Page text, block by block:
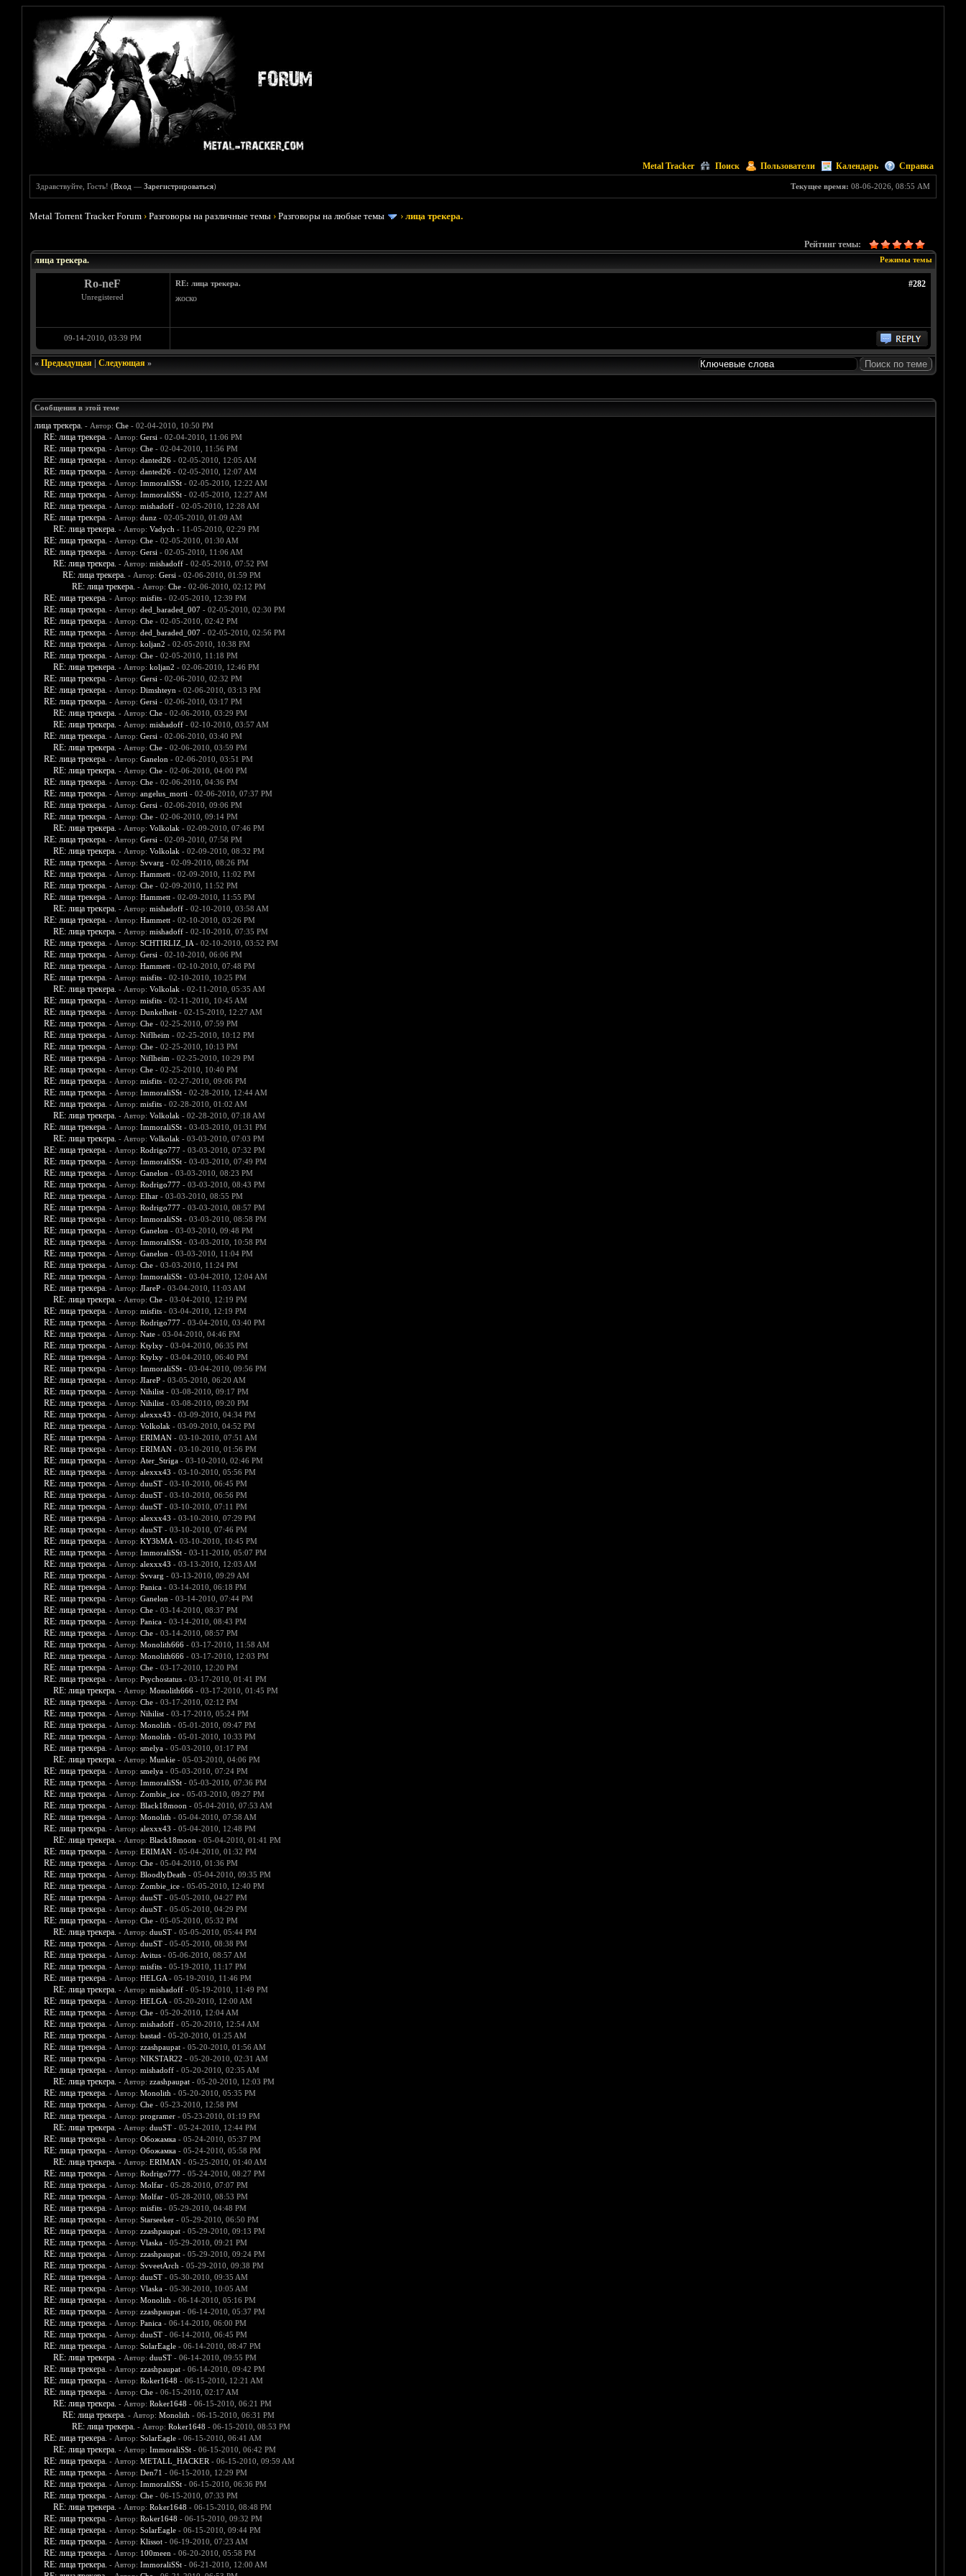
Metal Tracker Поиск Пользователи Календарь Справка
Текущее время: 08-06-2026, 08:55 AM
Здравствуйте, Гость! (Вход —Зарегистрироваться)
Metal Torrent Tracker Forum ›Разговоры на различные темы ›Разговоры на любые темы ›лица трекера.
Рейтинг темы:
Режимы темы
лица трекера.
Ro-neF
Unregistered
#282
RE: лица трекера.
жоско
09-14-2010, 03:39 PM
« Предыдущая| Следующая»
Сообщения в этой теме
лица трекера. - Автор: Che- 02-04-2010, 10:50 PM
RE: лица трекера. - Автор: Gersi - 02-04-2010, 11:06 PM
RE: лица трекера. - Автор: Che- 02-04-2010, 11:56 PM
RE: лица трекера. - Автор: danted26- 02-05-2010, 12:05 AM
RE: лица трекера. - Автор: danted26- 02-05-2010, 12:07 AM
RE: лица трекера. - Автор: ImmoraliSSt- 02-05-2010, 12:22 AM
RE: лица трекера. - Автор: ImmoraliSSt- 02-05-2010, 12:27 AM
RE: лица трекера. - Автор: mishadoff- 02-05-2010, 12:28 AM
RE: лица трекера. - Автор: dunz- 02-05-2010, 01:09 AM
RE: лица трекера. - Автор: Vadych - 11-05-2010, 02:29 PM
RE: лица трекера. - Автор: Che- 02-05-2010, 01:30 AM
RE: лица трекера. - Автор: Gersi - 02-05-2010, 11:06 AM
RE: лица трекера. - Автор: mishadoff- 02-05-2010, 07:52 PM
RE: лица трекера. - Автор: Gersi - 02-06-2010, 01:59 PM
RE: лица трекера. - Автор: Che- 02-06-2010, 02:12 PM
RE: лица трекера. - Автор: misfits- 02-05-2010, 12:39 PM
RE: лица трекера. - Автор: ded_baraded_007- 02-05-2010, 02:30 PM
RE: лица трекера. - Автор: Che- 02-05-2010, 02:42 PM
RE: лица трекера. - Автор: ded_baraded_007- 02-05-2010, 02:56 PM
RE: лица трекера. - Автор: koljan2 - 02-05-2010, 10:38 PM
RE: лица трекера. - Автор: Che- 02-05-2010, 11:18 PM
RE: лица трекера. - Автор: koljan2 - 02-06-2010, 12:46 PM
RE: лица трекера. - Автор: Gersi - 02-06-2010, 02:32 PM
RE: лица трекера. - Автор: Dimshteyn - 02-06-2010, 03:13 PM
RE: лица трекера. - Автор: Gersi - 02-06-2010, 03:17 PM
RE: лица трекера. - Автор: Che- 02-06-2010, 03:29 PM
RE: лица трекера. - Автор: mishadoff- 02-10-2010, 03:57 AM
RE: лица трекера. - Автор: Gersi - 02-06-2010, 03:40 PM
RE: лица трекера. - Автор: Che- 02-06-2010, 03:59 PM
RE: лица трекера. - Автор: Ganelon - 02-06-2010, 03:51 PM
RE: лица трекера. - Автор: Che- 02-06-2010, 04:00 PM
RE: лица трекера. - Автор: Che- 02-06-2010, 04:36 PM
RE: лица трекера. - Автор: angelus_morti - 02-06-2010, 07:37 PM
RE: лица трекера. - Автор: Gersi - 02-06-2010, 09:06 PM
RE: лица трекера. - Автор: Che- 02-06-2010, 09:14 PM
RE: лица трекера. - Автор: Volkolak - 02-09-2010, 07:46 PM
RE: лица трекера. - Автор: Gersi - 02-09-2010, 07:58 PM
RE: лица трекера. - Автор: Volkolak - 02-09-2010, 08:32 PM
RE: лица трекера. - Автор: Svvarg - 02-09-2010, 08:26 PM
RE: лица трекера. - Автор: Hammett- 02-09-2010, 11:02 PM
RE: лица трекера. - Автор: Che- 02-09-2010, 11:52 PM
RE: лица трекера. - Автор: Hammett- 02-09-2010, 11:55 PM
RE: лица трекера. - Автор: mishadoff- 02-10-2010, 03:58 AM
RE: лица трекера. - Автор: Hammett- 02-10-2010, 03:26 PM
RE: лица трекера. - Автор: mishadoff- 02-10-2010, 07:35 PM
RE: лица трекера. - Автор: SCHTIRLIZ_IA- 02-10-2010, 03:52 PM
RE: лица трекера. - Автор: Gersi - 02-10-2010, 06:06 PM
RE: лица трекера. - Автор: Hammett- 02-10-2010, 07:48 PM
RE: лица трекера. - Автор: misfits- 02-10-2010, 10:25 PM
RE: лица трекера. - Автор: Volkolak - 02-11-2010, 05:35 AM
RE: лица трекера. - Автор: misfits- 02-11-2010, 10:45 AM
RE: лица трекера. - Автор: Dunkelheit- 02-15-2010, 12:27 AM
RE: лица трекера. - Автор: Che- 02-25-2010, 07:59 PM
RE: лица трекера. - Автор: Niflheim - 02-25-2010, 10:12 PM
RE: лица трекера. - Автор: Che- 02-25-2010, 10:13 PM
RE: лица трекера. - Автор: Niflheim - 02-25-2010, 10:29 PM
RE: лица трекера. - Автор: Che- 02-25-2010, 10:40 PM
RE: лица трекера. - Автор: misfits- 02-27-2010, 09:06 PM
RE: лица трекера. - Автор: ImmoraliSSt- 02-28-2010, 12:44 AM
RE: лица трекера. - Автор: misfits- 02-28-2010, 01:02 AM
RE: лица трекера. - Автор: Volkolak - 02-28-2010, 07:18 AM
RE: лица трекера. - Автор: ImmoraliSSt- 03-03-2010, 01:31 PM
RE: лица трекера. - Автор: Volkolak - 03-03-2010, 07:03 PM
RE: лица трекера. - Автор: Rodrigo777- 03-03-2010, 07:32 PM
RE: лица трекера. - Автор: ImmoraliSSt- 03-03-2010, 07:49 PM
RE: лица трекера. - Автор: Ganelon - 03-03-2010, 08:23 PM
RE: лица трекера. - Автор: Rodrigo777- 03-03-2010, 08:43 PM
RE: лица трекера. - Автор: Elhar- 03-03-2010, 08:55 PM
RE: лица трекера. - Автор: Rodrigo777- 03-03-2010, 08:57 PM
RE: лица трекера. - Автор: ImmoraliSSt- 03-03-2010, 08:58 PM
RE: лица трекера. - Автор: Ganelon - 03-03-2010, 09:48 PM
RE: лица трекера. - Автор: ImmoraliSSt- 03-03-2010, 10:58 PM
RE: лица трекера. - Автор: Ganelon - 03-03-2010, 11:04 PM
RE: лица трекера. - Автор: Che- 03-03-2010, 11:24 PM
RE: лица трекера. - Автор: ImmoraliSSt- 03-04-2010, 12:04 AM
RE: лица трекера. - Автор: JIareP- 03-04-2010, 11:03 AM
RE: лица трекера. - Автор: Che- 03-04-2010, 12:19 PM
RE: лица трекера. - Автор: misfits- 03-04-2010, 12:19 PM
RE: лица трекера. - Автор: Rodrigo777- 03-04-2010, 03:40 PM
RE: лица трекера. - Автор: Nate- 03-04-2010, 04:46 PM
RE: лица трекера. - Автор: Ktylxy- 03-04-2010, 06:35 PM
RE: лица трекера. - Автор: Ktylxy- 03-04-2010, 06:40 PM
RE: лица трекера. - Автор: ImmoraliSSt- 03-04-2010, 09:56 PM
RE: лица трекера. - Автор: JIareP- 03-05-2010, 06:20 AM
RE: лица трекера. - Автор: Nihilist- 03-08-2010, 09:17 PM
RE: лица трекера. - Автор: Nihilist- 03-08-2010, 09:20 PM
RE: лица трекера. - Автор: alexxx43 - 03-09-2010, 04:34 PM
RE: лица трекера. - Автор: Volkolak - 03-09-2010, 04:52 PM
RE: лица трекера. - Автор: ERIMAN- 03-10-2010, 07:51 AM
RE: лица трекера. - Автор: ERIMAN- 03-10-2010, 01:56 PM
RE: лица трекера. - Автор: Ater_Striga- 03-10-2010, 02:46 PM
RE: лица трекера. - Автор: alexxx43 - 03-10-2010, 05:56 PM
RE: лица трекера. - Автор: duuST- 03-10-2010, 06:45 PM
RE: лица трекера. - Автор: duuST- 03-10-2010, 06:56 PM
RE: лица трекера. - Автор: duuST- 03-10-2010, 07:11 PM
RE: лица трекера. - Автор: alexxx43 - 03-10-2010, 07:29 PM
RE: лица трекера. - Автор: duuST- 03-10-2010, 07:46 PM
RE: лица трекера. - Автор: KY3bMA- 03-10-2010, 10:45 PM
RE: лица трекера. - Автор: ImmoraliSSt- 03-11-2010, 05:07 PM
RE: лица трекера. - Автор: alexxx43 - 03-13-2010, 12:03 AM
RE: лица трекера. - Автор: Svvarg - 03-13-2010, 09:29 AM
RE: лица трекера. - Автор: Panica- 03-14-2010, 06:18 PM
RE: лица трекера. - Автор: Ganelon - 03-14-2010, 07:44 PM
RE: лица трекера. - Автор: Che- 03-14-2010, 08:37 PM
RE: лица трекера. - Автор: Panica- 03-14-2010, 08:43 PM
RE: лица трекера. - Автор: Che- 03-14-2010, 08:57 PM
RE: лица трекера. - Автор: Monolith666- 03-17-2010, 11:58 AM
RE: лица трекера. - Автор: Monolith666- 03-17-2010, 12:03 PM
RE: лица трекера. - Автор: Che- 03-17-2010, 12:20 PM
RE: лица трекера. - Автор: Psychostatus- 03-17-2010, 01:41 PM
RE: лица трекера. - Автор: Monolith666- 03-17-2010, 01:45 PM
RE: лица трекера. - Автор: Che- 03-17-2010, 02:12 PM
RE: лица трекера. - Автор: Nihilist- 03-17-2010, 05:24 PM
RE: лица трекера. - Автор: Monolith - 05-01-2010, 09:47 PM
RE: лица трекера. - Автор: Monolith - 05-01-2010, 10:33 PM
RE: лица трекера. - Автор: smelya- 05-03-2010, 01:17 PM
RE: лица трекера. - Автор: Munkie- 05-03-2010, 04:06 PM
RE: лица трекера. - Автор: smelya- 05-03-2010, 07:24 PM
RE: лица трекера. - Автор: ImmoraliSSt- 05-03-2010, 07:36 PM
RE: лица трекера. - Автор: Zombie_ice- 05-03-2010, 09:27 PM
RE: лица трекера. - Автор: Black18moon - 05-04-2010, 07:53 AM
RE: лица трекера. - Автор: Monolith - 05-04-2010, 07:58 AM
RE: лица трекера. - Автор: alexxx43 - 05-04-2010, 12:48 PM
RE: лица трекера. - Автор: Black18moon - 05-04-2010, 01:41 PM
RE: лица трекера. - Автор: ERIMAN- 05-04-2010, 01:32 PM
RE: лица трекера. - Автор: Che- 05-04-2010, 01:36 PM
RE: лица трекера. - Автор: BloodlyDeath - 05-04-2010, 09:35 PM
RE: лица трекера. - Автор: Zombie_ice- 05-05-2010, 12:40 PM
RE: лица трекера. - Автор: duuST- 05-05-2010, 04:27 PM
RE: лица трекера. - Автор: duuST- 05-05-2010, 04:29 PM
RE: лица трекера. - Автор: Che- 05-05-2010, 05:32 PM
RE: лица трекера. - Автор: duuST- 05-05-2010, 05:44 PM
RE: лица трекера. - Автор: duuST- 05-05-2010, 08:38 PM
RE: лица трекера. - Автор: Avitus- 05-06-2010, 08:57 AM
RE: лица трекера. - Автор: misfits- 05-19-2010, 11:17 PM
RE: лица трекера. - Автор: HELGA- 05-19-2010, 11:46 PM
RE: лица трекера. - Автор: mishadoff- 05-19-2010, 11:49 PM
RE: лица трекера. - Автор: HELGA- 05-20-2010, 12:00 AM
RE: лица трекера. - Автор: Che- 05-20-2010, 12:04 AM
RE: лица трекера. - Автор: mishadoff- 05-20-2010, 12:54 AM
RE: лица трекера. - Автор: bastad - 05-20-2010, 01:25 AM
RE: лица трекера. - Автор: zzashpaupat- 05-20-2010, 01:56 AM
RE: лица трекера. - Автор: NIKSTAR22 - 05-20-2010, 02:31 AM
RE: лица трекера. - Автор: mishadoff- 05-20-2010, 02:35 AM
RE: лица трекера. - Автор: zzashpaupat- 05-20-2010, 12:03 PM
RE: лица трекера. - Автор: Monolith - 05-20-2010, 05:35 PM
RE: лица трекера. - Автор: Che- 05-23-2010, 12:58 PM
RE: лица трекера. - Автор: programer- 05-23-2010, 01:19 PM
RE: лица трекера. - Автор: duuST- 05-24-2010, 12:44 PM
RE: лица трекера. - Автор: Обожамка- 05-24-2010, 05:37 PM
RE: лица трекера. - Автор: Обожамка- 05-24-2010, 05:58 PM
RE: лица трекера. - Автор: ERIMAN- 05-25-2010, 01:40 AM
RE: лица трекера. - Автор: Rodrigo777- 05-24-2010, 08:27 PM
RE: лица трекера. - Автор: Molfar- 05-28-2010, 07:07 PM
RE: лица трекера. - Автор: Molfar- 05-28-2010, 08:53 PM
RE: лица трекера. - Автор: misfits- 05-29-2010, 04:48 PM
RE: лица трекера. - Автор: Starseeker- 05-29-2010, 06:50 PM
RE: лица трекера. - Автор: zzashpaupat- 05-29-2010, 09:13 PM
RE: лица трекера. - Автор: Vlaska- 05-29-2010, 09:21 PM
RE: лица трекера. - Автор: zzashpaupat- 05-29-2010, 09:24 PM
RE: лица трекера. - Автор: SvveetArch - 05-29-2010, 09:38 PM
RE: лица трекера. - Автор: duuST- 05-30-2010, 09:35 AM
RE: лица трекера. - Автор: Vlaska- 05-30-2010, 10:05 AM
RE: лица трекера. - Автор: Monolith - 06-14-2010, 05:16 PM
RE: лица трекера. - Автор: zzashpaupat- 06-14-2010, 05:37 PM
RE: лица трекера. - Автор: Panica- 06-14-2010, 06:00 PM
RE: лица трекера. - Автор: duuST- 06-14-2010, 06:45 PM
RE: лица трекера. - Автор: SolarEagle- 06-14-2010, 08:47 PM
RE: лица трекера. - Автор: duuST- 06-14-2010, 09:55 PM
RE: лица трекера. - Автор: zzashpaupat- 06-14-2010, 09:42 PM
RE: лица трекера. - Автор: Roker1648 - 06-15-2010, 12:21 AM
RE: лица трекера. - Автор: Che- 06-15-2010, 02:17 AM
RE: лица трекера. - Автор: Roker1648 - 06-15-2010, 06:21 PM
RE: лица трекера. - Автор: Monolith - 06-15-2010, 06:31 PM
RE: лица трекера. - Автор: Roker1648 - 06-15-2010, 08:53 PM
RE: лица трекера. - Автор: SolarEagle- 06-15-2010, 06:41 AM
RE: лица трекера. - Автор: ImmoraliSSt- 06-15-2010, 06:42 PM
RE: лица трекера. - Автор: METALL_HACKER - 06-15-2010, 09:59 AM
RE: лица трекера. - Автор: Den71 - 06-15-2010, 12:29 PM
RE: лица трекера. - Автор: ImmoraliSSt- 06-15-2010, 06:36 PM
RE: лица трекера. - Автор: Che- 06-15-2010, 07:33 PM
RE: лица трекера. - Автор: Roker1648 - 06-15-2010, 08:48 PM
RE: лица трекера. - Автор: Roker1648 - 06-15-2010, 09:32 PM
RE: лица трекера. - Автор: SolarEagle- 06-15-2010, 09:44 PM
RE: лица трекера. - Автор: Klissot- 06-19-2010, 07:23 AM
RE: лица трекера. - Автор: 100meen - 06-20-2010, 05:58 PM
RE: лица трекера. - Автор: ImmoraliSSt- 06-21-2010, 12:00 AM